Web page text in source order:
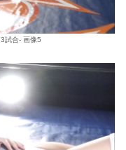
試合- 画像5